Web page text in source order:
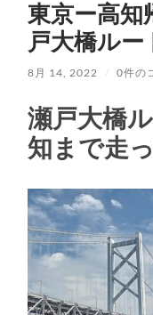
メ
ニ
ュ
ー
を
替
え
る
東京ー高知
戸大橋ルー
8月 14, 2022 / 0件の
瀬戸大橋
知まで走